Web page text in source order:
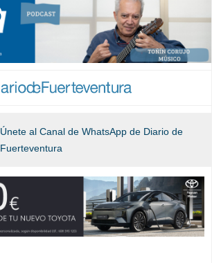
Jump to navigation
Únete al Canal de WhatsApp de Diario de
Fuerteventura